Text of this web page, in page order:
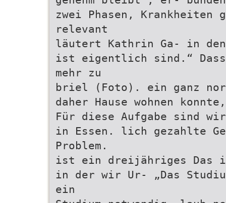
zwei Phasen, Krankheiten
relevant
läutert Kathrin Ga- in
ist eigentlich sind.“ Dass
mehr zu
briel (Foto). ein ganz
daher Hause wohnen
Für diese Aufgabe sind
in Essen. lich gezahlte
Problem.
ist ein dreijähriges Das
in der wir Ur- „Das
ein